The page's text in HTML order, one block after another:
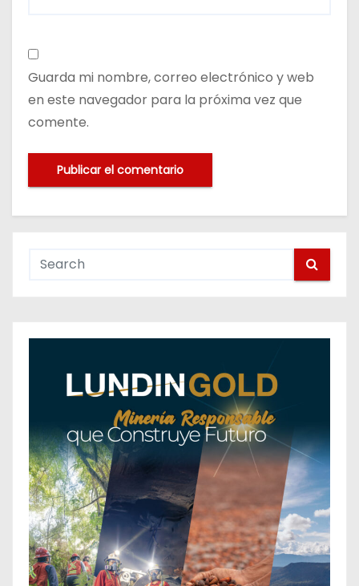
Guarda mi nombre, correo electrónico y web
en este navegador para la próxima vez que
comente.